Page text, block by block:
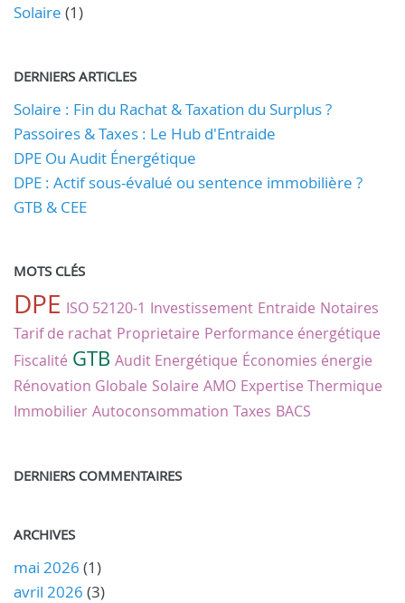
Solaire (1)
DERNIERS ARTICLES
Solaire : Fin du Rachat & Taxation du Surplus ?
Passoires & Taxes : Le Hub d'Entraide
DPE Ou Audit Énergétique
DPE : Actif sous-évalué ou sentence immobilière ?
GTB & CEE
MOTS CLÉS
DPE ISO 52120-1 Investissement Entraide Notaires
Tarif de rachat Proprietaire Performance énergétique
Fiscalité GTB Audit Energétique Économies énergie
Rénovation Globale Solaire AMO Expertise Thermique
Immobilier Autoconsommation Taxes BACS
DERNIERS COMMENTAIRES
ARCHIVES
mai 2026 (1)
avril 2026 (3)